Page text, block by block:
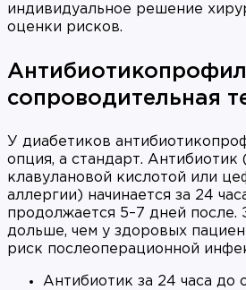
индивидуальное решение
оценки рисков.
сопроводительная
У диабетиков
опция, а стандарт. Антибиотик
клавулановой кислотой или
аллергии) начинается за 24
продолжается 5–7 дней после.
дольше, чем у здоровых
риск послеоперационной
Антибиотик за 24 часа до